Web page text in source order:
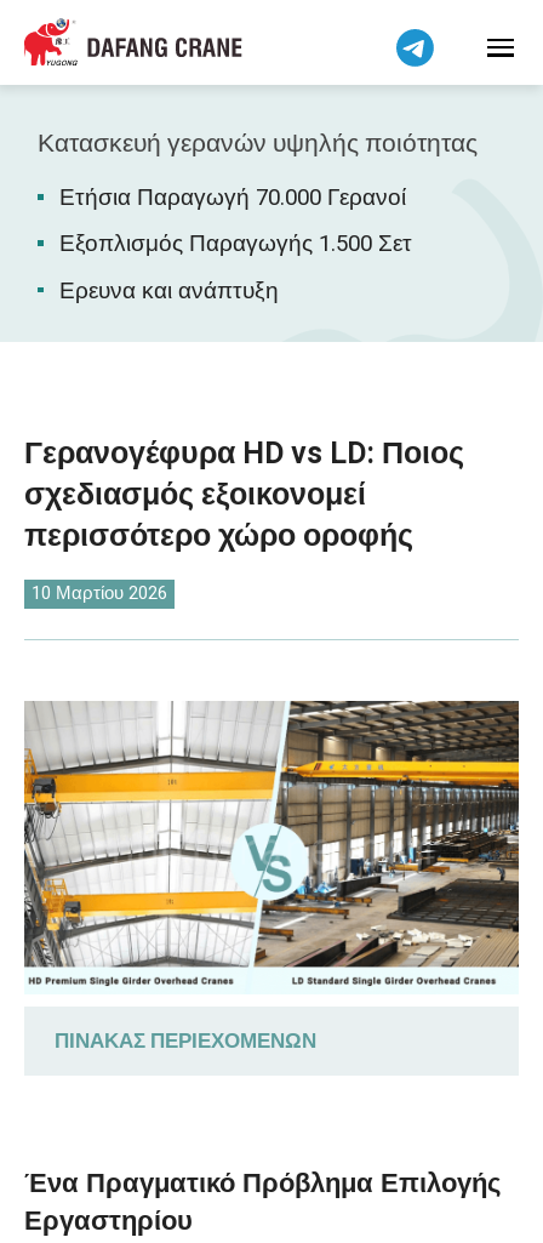
Κατασκευή γερανών υψηλής ποιότητας
Ετήσια Παραγωγή 70.000 Γερανοί
Εξοπλισμός Παραγωγής 1.500 Σετ
Ερευνα και ανάπτυξη
Γερανογέφυρα HD vs LD: Ποιος
σχεδιασμός εξοικονομεί
περισσότερο χώρο οροφής
10 Μαρτίου 2026
ΠΊΝΑΚΑΣ ΠΕΡΙΕΧΟΜΈΝΩΝ
Σύγκριση δομών δοκού γερανογέφυρας
HD και LD
Ένα Πραγματικό Πρόβλημα Επιλογής
Εργαστηρίου
Bahasa Indonesia
Bahasa Melayu
Tiếng Việt
简体中文
فارسی
Pilipino
اردو
Kiswahili
Dansk
Norsk
O‘zbekcha